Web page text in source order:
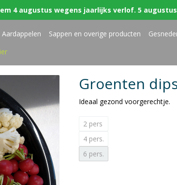
4 augustus wegens jaarlijks verlof. 5
Aardappelen Sappen en overige producten
Groenten
Ideaal gezond voorgerechtje.
2 pers
4 pers.
6 pers.